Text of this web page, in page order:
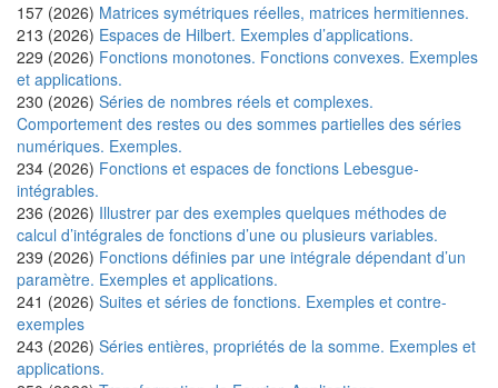
157 (2026) Matrices symétriques réelles, matrices hermitiennes.
213 (2026) Espaces de Hilbert. Exemples d’applications.
229 (2026) Fonctions monotones. Fonctions convexes. Exemples
et applications.
230 (2026) Séries de nombres réels et complexes.
Comportement des restes ou des sommes partielles des séries
numériques. Exemples.
234 (2026) Fonctions et espaces de fonctions Lebesgue-
intégrables.
236 (2026) Illustrer par des exemples quelques méthodes de
calcul d’intégrales de fonctions d’une ou plusieurs variables.
239 (2026) Fonctions définies par une intégrale dépendant d’un
paramètre. Exemples et applications.
241 (2026) Suites et séries de fonctions. Exemples et contre-
exemples
243 (2026) Séries entières, propriétés de la somme. Exemples et
applications.